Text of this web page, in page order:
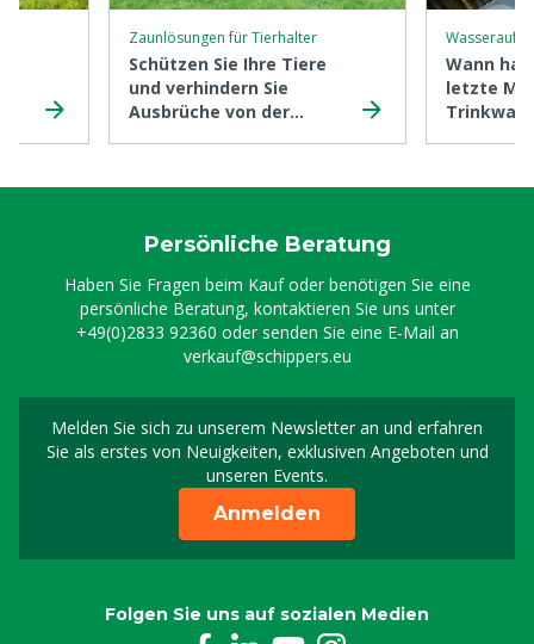
Zaunlösungen für Tierhalter
Schützen Sie Ihre Tiere
und verhindern Sie
Ausbrüche von der
Wann
letzte
Persönliche Beratung
Haben Sie Fragen beim Kauf oder benötigen Sie eine
persönliche Beratung, kontaktieren Sie uns unter
+49(0)2833 92360 oder senden Sie eine E-Mail an
verkauf@schippers.eu
Melden Sie sich zu unserem Newsletter an und erfahren
Sie als erstes von Neuigkeiten, exklusiven Angeboten und
unseren Events.
Melden Sie sich für
Anmelden
Folgen Sie uns auf sozialen Medien